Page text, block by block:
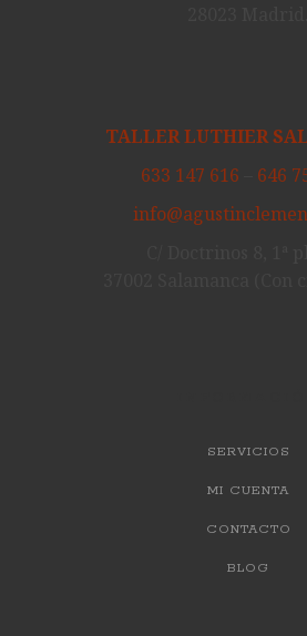
TALLER LUTHIER
633 147 616
646
SERVICIOS
MI CUENTA
CONTACTO
BLOG